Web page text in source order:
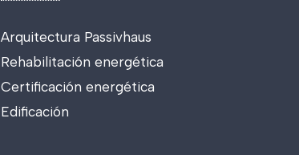
Arquitectura Passivhaus
Rehabilitación energética
Certificación energética
Edificación